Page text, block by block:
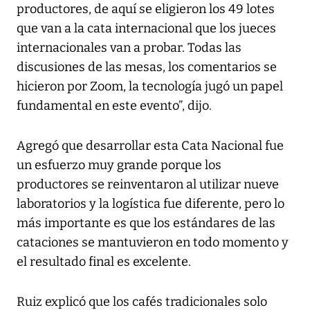
productores, de aquí se eligieron los 49 lotes
que van a la cata internacional que los jueces
internacionales van a probar. Todas las
discusiones de las mesas, los comentarios se
hicieron por Zoom, la tecnología jugó un papel
fundamental en este evento”, dijo.
Agregó que desarrollar esta Cata Nacional fue
un esfuerzo muy grande porque los
productores se reinventaron al utilizar nueve
laboratorios y la logística fue diferente, pero lo
más importante es que los estándares de las
cataciones se mantuvieron en todo momento y
el resultado final es excelente.
Ruiz explicó que los cafés tradicionales solo